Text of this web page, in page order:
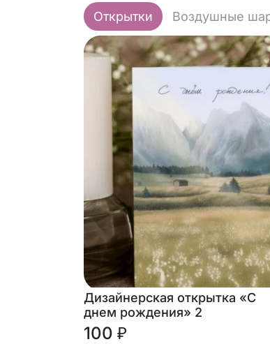
Открытки Воздушные
Дизайнерская открытка «С
днем рождения» 2
100 ₽